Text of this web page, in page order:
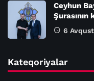
Ceyhun
6
Kateqoriyalar